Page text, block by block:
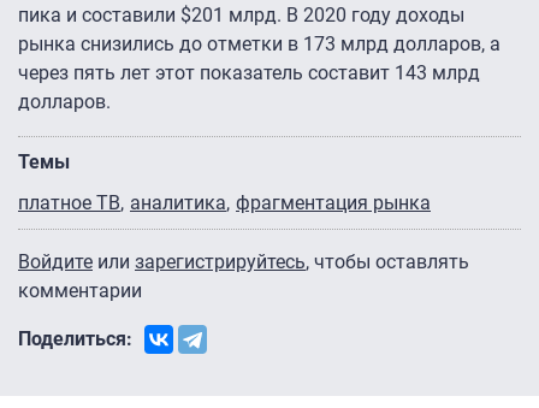
пика и составили $201 млрд. В 2020 году доходы
рынка снизились до отметки в 173 млрд долларов, а
через пять лет этот показатель составит 143 млрд
долларов.
Темы
платное ТВ аналитика фрагментация рынка
Войдите или зарегистрируйтесь, чтобы оставлять
комментарии
Поделиться: